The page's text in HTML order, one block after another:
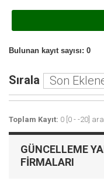
Bulunan kayıt sayısı: 0
Sırala
Toplam Kayıt: 0 [0 - -20]
GÜNCELLEME
FIRMALARI